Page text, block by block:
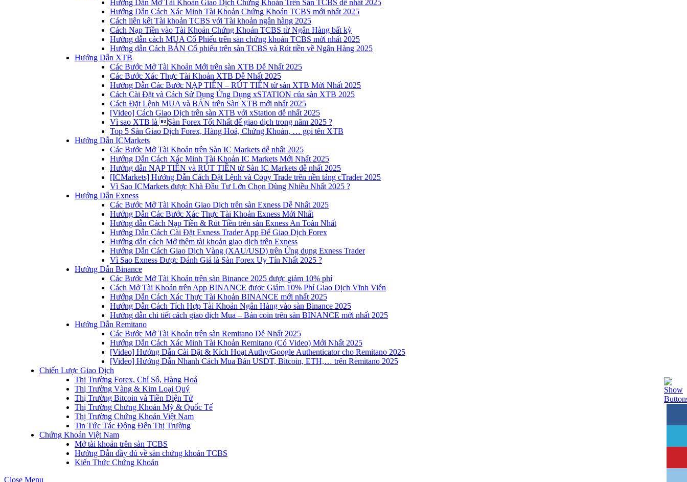
Hướng Dẫn Mở Tài Khoản Giao Dịch Chứng Khoán Trên Sàn TCBS dễ nhất 2025
Hướng Dẫn Cách Xác Minh Tài Khoản Chứng Khoán TCBS mới nhất 2025
Cách liên kết Tài khoản TCBS với Tài khoản ngân hàng 2025
Cách Nạp Tiền vào Tài Khoản Chứng Khoán TCBS từ Ngân Hàng bất kỳ
Hướng dẫn cách MUA Cổ Phiếu trên sàn chứng khoán TCBS mới nhất 2025
Hướng dẫn Cách BÁN Cổ phiếu trên sàn TCBS và Rút tiền về Ngân Hàng 2025
Hướng Dẫn XTB
Các Bước Mở Tài Khoản Mới trên sàn XTB Dễ Nhất 2025
Các Bước Xác Thực Tài Khoản XTB Dễ Nhất 2025
Hướng Dẫn Các Bước NẠP TIỀN – RÚT TIỀN từ sàn XTB Mới Nhất 2025
Cách Cài Đặt và Cách Sử Dụng Ứng Dụng xSTATION của sàn XTB 2025
Cách Đặt Lệnh MUA và BÁN trên Sàn XTB mới nhất 2025
[Video] Cách Giao Dịch trên sàn XTB với xStation dễ nhất 2025
Vì sao XTB là Sàn Forex Tốt Nhất để giao dịch trong năm 2025 ?
Top 5 Sàn Giao Dịch Forex, Hàng Hoá, Chứng Khoán, … gọi tên XTB
Hướng Dẫn ICMarkets
Các Bước Mở Tài Khoản trên Sàn IC Markets dễ nhất 2025
Hướng Dẫn Cách Xác Minh Tài Khoản IC Markets Mới Nhất 2025
Hướng dẫn NẠP TIỀN và RÚT TIỀN từ Sàn IC Markets dễ nhất 2025
[ICMarkets] Hướng Dẫn Cách Đặt Lệnh và Copy Trade trên nền tảng cTrader 2025
Vì Sao ICMarkets được Nhà Đầu Tư Lớn Chọn Dùng Nhiều Nhất 2025 ?
Hướng Dẫn Exness
Các Bước Mở Tài Khoản Giao Dịch trên sàn Exness Dễ Nhất 2025
Hướng Dẫn Các Bước Xác Thực Tài Khoản Exness Mới Nhất
Hướng dẫn Cách Nạp Tiền & Rút Tiền trên sàn Exness An Toàn Nhất
Hướng Dẫn Cách Cài Đặt Exness Trader App Để Giao Dịch Forex
Hướng dẫn cách Mở thêm tài khoản giao dịch trên Exness
Hướng Dẫn Cách Giao Dịch Vàng (XAU/USD) trên Ứng dụng Exness Trader
Vì Sao Exness Được Đánh Giá là Sàn Forex Uy Tín Nhất 2025 ?
Hướng Dẫn Binance
Các Bước Mở Tài Khoản trên sàn Binance 2025 được giảm 10% phí
Cách Mở Tài Khoản trên App BINANCE được Giảm 10% Phí Giao Dịch Vĩnh Viễn
Hướng Dẫn Cách Xác Thực Tài Khoản BINANCE mới nhất 2025
Hướng Dẫn Cách Tích Hợp Tài Khoản Ngân Hàng vào sàn Binance 2025
Hướng dẫn chi tiết cách giao dịch Mua – Bán coin trên sàn BINANCE mới nhất 2025
Hướng Dẫn Remitano
Các Bước Mở Tài Khoản trên sàn Remitano Dễ Nhất 2025
Hướng Dẫn Cách Xác Minh Tài Khoản Remitano (Có Video) Mới Nhất 2025
[Video] Hướng Dẫn Cài Đặt & Kích Hoạt Authy/Google Authenticator cho Remitano 2025
[Video] Hướng Dẫn Nhanh Cách Mua Bán USDT, Bitcoin, ETH,… trên Remitano 2025
Chiến Lược Giao Dịch
Thị Trường Forex, Chỉ Số, Hàng Hoá
Thị Trường Vàng & Kim Loại Quý
Thị Trường Bitcoin và Tiền Điện Tử
Thị Trường Chứng Khoán Mỹ & Quốc Tế
Thị Trường Chứng Khoán Việt Nam
Tin Tức Tác Động Đến Thị Trường
Chứng Khoán Việt Nam
Mở tài khoản trên sàn TCBS
Hướng Dẫn đầy đủ về sàn chứng khoán TCBS
Kiến Thức Chứng Khoán
Close Menu